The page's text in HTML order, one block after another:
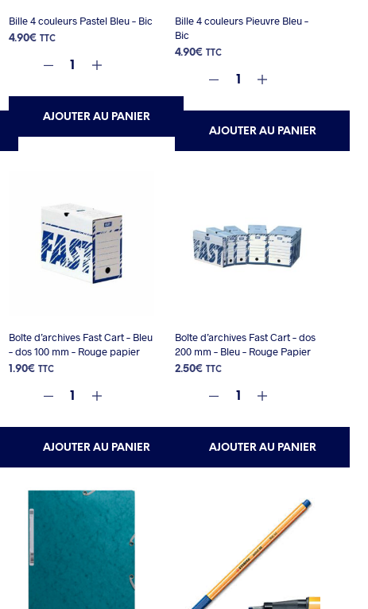
Bille 4 couleurs Pastel Bleu – Bic
4.90€ TTC
AJOUTER AU PANIER
Bille 4 couleurs Pieuvre Bleu –
Bic
4.90€ TTC
AJOUTER AU PANIER
Boîte d’archives Fast Cart – Bleu
– dos 100 mm – Rouge papier
1.90€ TTC
AJOUTER AU PANIER
Boîte d’archives Fast Cart – dos
200 mm – Bleu – Rouge Papier
2.50€ TTC
AJOUTER AU PANIER